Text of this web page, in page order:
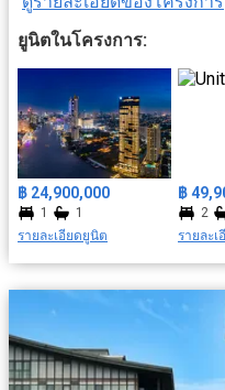
ค้า และธุรกิจสิ่งอำนวยความส
ปลอดภัย มีคลับเฮ้าส์ ฟิตเนส ส
รถไฟฟ้า สถานนีสะพานตากสิ
มารีน่า, วัดทองนพคุณ, รพ.ตาก
ยูนิตในโครงการ:
฿ 24,900,000
1
1
รายละเอียดยูนิต
฿
2
รายละ